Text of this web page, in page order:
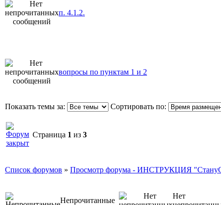
п. 4.1.2.
вопросы по пунктам 1 и 2
Показать темы за: Сортировать по:
Страница 1 из 3
Список форумов » Просмотр форума - ИНСТРУКЦИЯ
Непрочитанные
Нет